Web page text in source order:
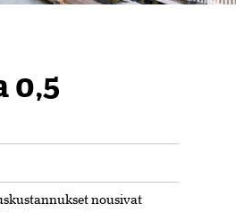
0,5
nousivat